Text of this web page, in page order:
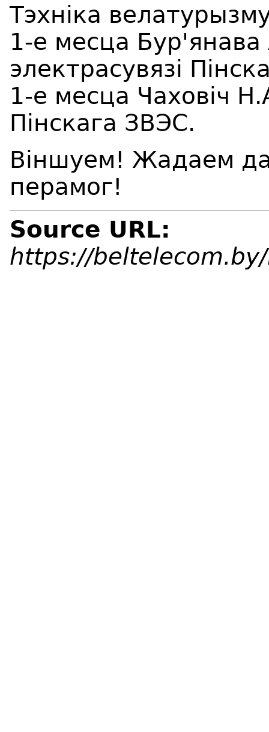
Тэхніка
1-е месца
электрасувязі
1-е месца Чаховіч
Пінскага ЗВЭС.
Віншуем! Жадаем
перамог!
Source URL:
https://